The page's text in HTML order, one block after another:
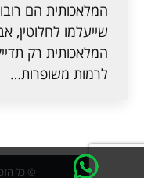
המלאכותית הם
שייעלמו לחלוטין,
המלאכותית רק
לרמות משופרות…
© כל